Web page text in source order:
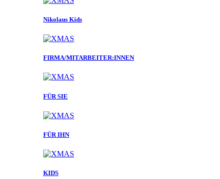
Nikolaus Kids
FIRMA/MITARBEITER:INNEN
FÜR SIE
FÜR IHN
KIDS